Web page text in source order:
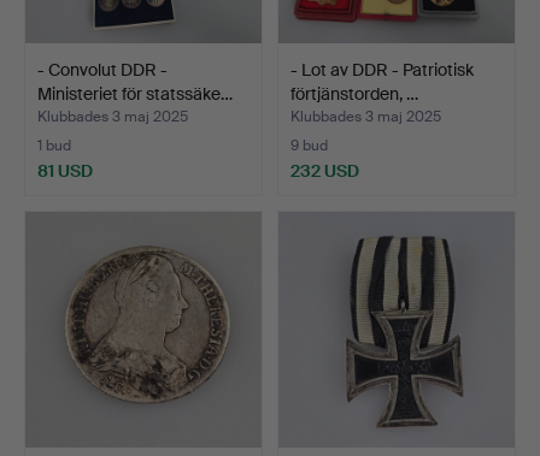
- Convolut DDR -
Ministeriet för statssäke…
Klubbades 3 maj 2025
1 bud
81 USD
- Lot av DDR - Patriotisk
förtjänstorden, …
Klubbades 3 maj 2025
9 bud
232 USD